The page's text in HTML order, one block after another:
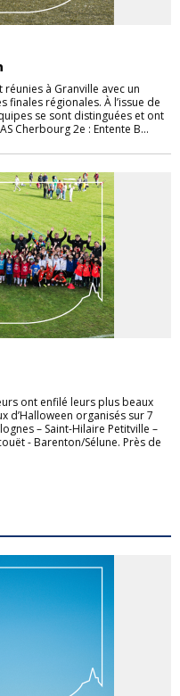
à Granville avec un
régionales. À l’issue de
se sont distinguées et ont
Cherbourg 2e : Entente B...
ont enfilé leurs plus beaux
d’Halloween organisés sur 7
– Saint-Hilaire Petitville –
- Barenton/Sélune. Près de